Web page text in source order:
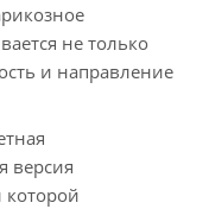
не только
и направление
версия
которой